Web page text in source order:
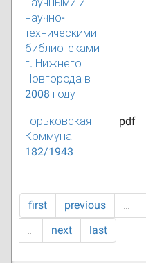
научно-
техническими
библиотеками
г. Нижнего
Новгорода в
2008 году
Горьковская
Коммуна
182/1943
pdf
first previous …
…
next last